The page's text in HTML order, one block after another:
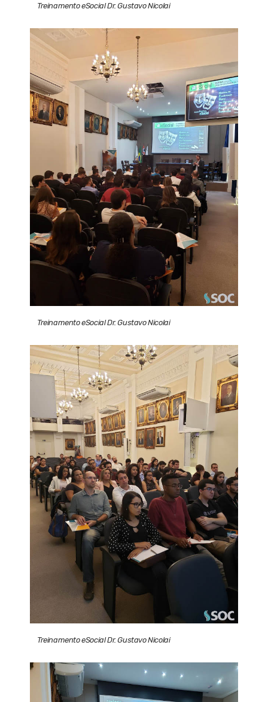
Treinamento eSocial Dr. Gustavo Nicolai
Treinamento eSocial Dr. Gustavo Nicolai
Treinamento eSocial Dr. Gustavo Nicolai